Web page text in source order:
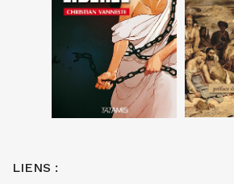
LIENS :